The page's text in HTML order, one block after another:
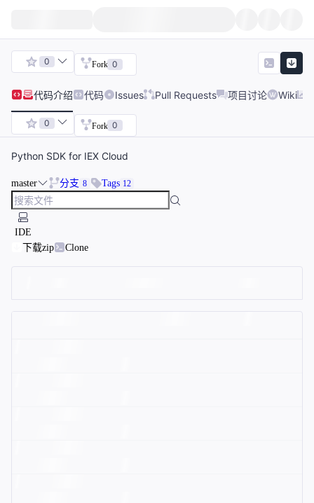
0 Fork 0
代码介绍 代码 Issues Pull Requests 项目讨论 Wiki
0 Fork 0
Python SDK for IEX Cloud
master 分支 8 Tags 12
IDE
下载zip
Clone